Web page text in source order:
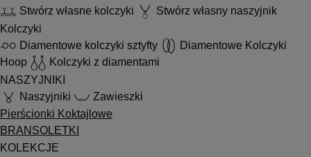
Stwórz własne kolczyki
Stwórz własny naszyjnik
Kolczyki
Diamentowe kolczyki sztyfty
Diamentowe Kolczyki
Hoop
Kolczyki z diamentami
NASZYJNIKI
Naszyjniki
Zawieszki
Pierścionki Koktajlowe
BRANSOLETKI
KOLEKCJE